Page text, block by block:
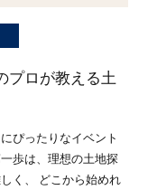
プロが教える土
ぴったりなイベント
歩は、理想の土地探
く、 どこから始めれ